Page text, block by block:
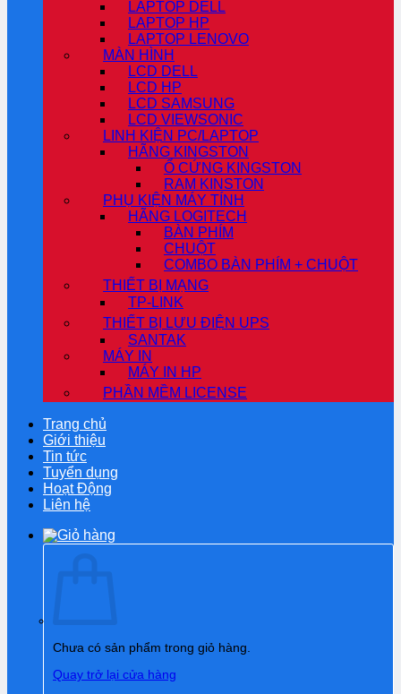
LAPTOP DELL
LAPTOP HP
LAPTOP LENOVO
MÀN HÌNH
LCD DELL
LCD HP
LCD SAMSUNG
LCD VIEWSONIC
LINH KIỆN PC/LAPTOP
HÃNG KINGSTON
Ổ CỨNG KINGSTON
RAM KINSTON
PHỤ KIỆN MÁY TÍNH
HÃNG LOGITECH
BÀN PHÍM
CHUỘT
COMBO BÀN PHÍM + CHUỘT
THIẾT BỊ MẠNG
TP-LINK
THIẾT BỊ LƯU ĐIỆN UPS
SANTAK
MÁY IN
MÁY IN HP
PHẦN MỀM LICENSE
Trang chủ
Giới thiệu
Tin tức
Tuyển dụng
Hoạt Động
Liên hệ
Chưa có sản phẩm trong giỏ hàng.
Quay trở lại cửa hàng